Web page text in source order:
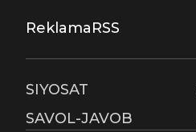
ReklamaRSS
SIYOSAT
SAVOL-JAVOB